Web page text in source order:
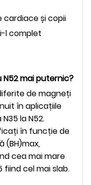
și copii
l complet
N52 mai puternic?
de magneți
în aplicațiile
la N52.
în funcție de
(BH)max,
cea mai mare
cel mai slab.